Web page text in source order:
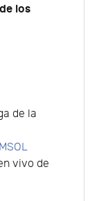
los
de la
vivo de